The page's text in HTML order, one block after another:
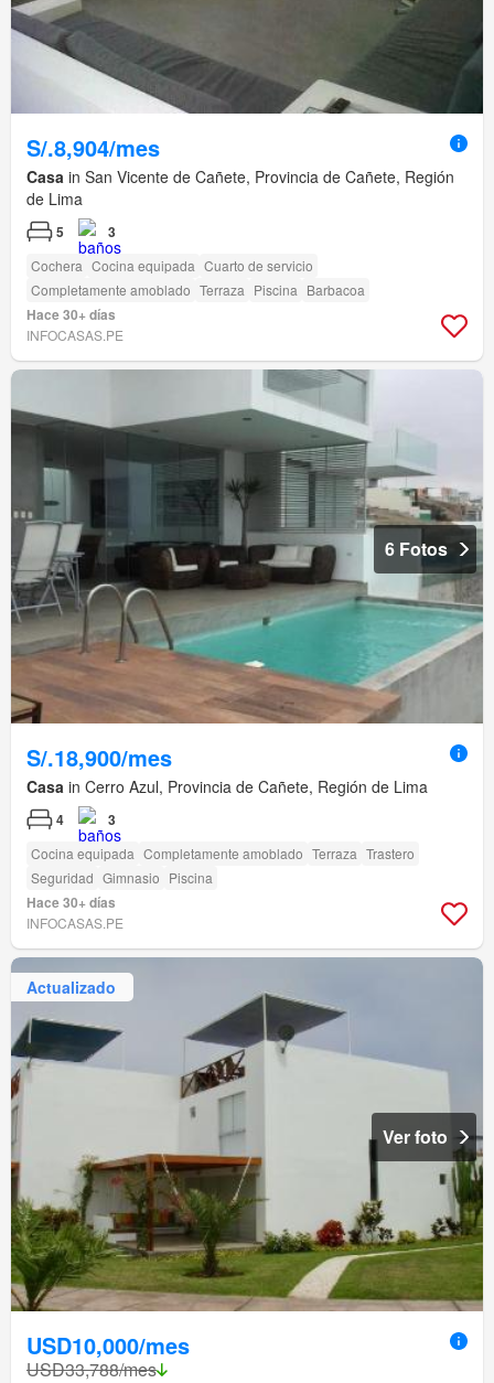
S/.8,904/mes
Casa in San Vicente de Cañete, Provincia de Cañete, Región
de Lima
5 3
Cochera Cocina equipada Cuarto de servicio
Completamente amoblado Terraza Piscina Barbacoa
Hace 30+ días
INFOCASAS.PE
6 Fotos
S/.18,900/mes
Casa in Cerro Azul, Provincia de Cañete, Región de Lima
4 3
Cocina equipada Completamente amoblado Terraza Trastero
Seguridad Gimnasio Piscina
Hace 30+ días
INFOCASAS.PE
Actualizado
Ver foto
USD10,000/mes
USD33,788/mes